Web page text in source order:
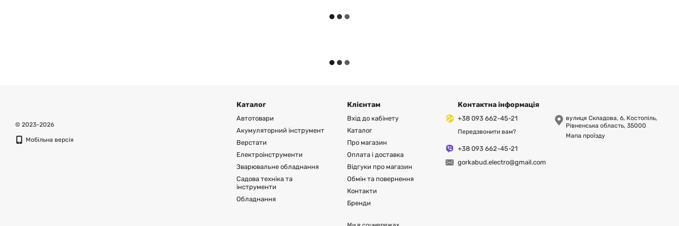
© 2023-2026
Мобільна версія
Каталог
Автотовари
Акумуляторний інструмент
Верстати
Електроінструменти
Зварювальне обладнання
Садова техніка та
інструменти
Обладнання
Клієнтам
Вхід до кабінету
Каталог
Про магазин
Оплата і доставка
Відгуки про магазин
Обмін та повернення
Контакти
Бренди
Контактна інформація
+38 093 662-45-21
Передзвонити вам?
+38 093 662-45-21
gorkabud.electro@gmail.com
вулиця Складова, 6, Костопіль,
Рівненська область, 35000
Мапа проїзду